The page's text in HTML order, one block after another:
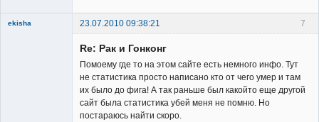
7
ekisha 23.07.2010 09:38:21
Re: Рак и Гонконг
Помоему где то на этом сайте есть немного инфо. Тут
не статистика просто написано кто от чего умер и там
их было до фига! А так раньше был какойто еще другой
сайт была статистика убей меня не помню. Но
постараюсь найти скоро.